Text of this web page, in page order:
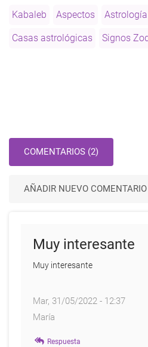
Kabaleb Aspectos
Casas astrológicas Signos
COMENTARIOS (2)
AÑADIR NUEVO COMENTARIO
Muy interesante
Muy interesante
Mar, 31/05/2022 - 12:37
María
Respuesta